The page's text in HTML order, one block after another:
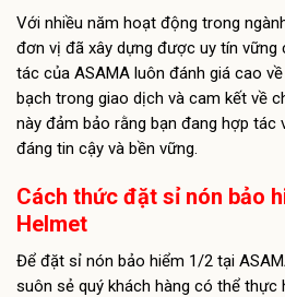
Với nhiều năm hoạt động trong
đơn vị đã xây dựng được uy tín
tác của ASAMA luôn đánh giá cao
bạch trong giao dịch và cam kết về
này đảm bảo rằng bạn đang hợp tác
đáng tin cậy và bền vững.
Cách thức đặt sỉ nón bảo
Helmet
Để đặt sỉ nón bảo hiểm 1/2 tại
suôn sẻ quý khách hàng có thể thực